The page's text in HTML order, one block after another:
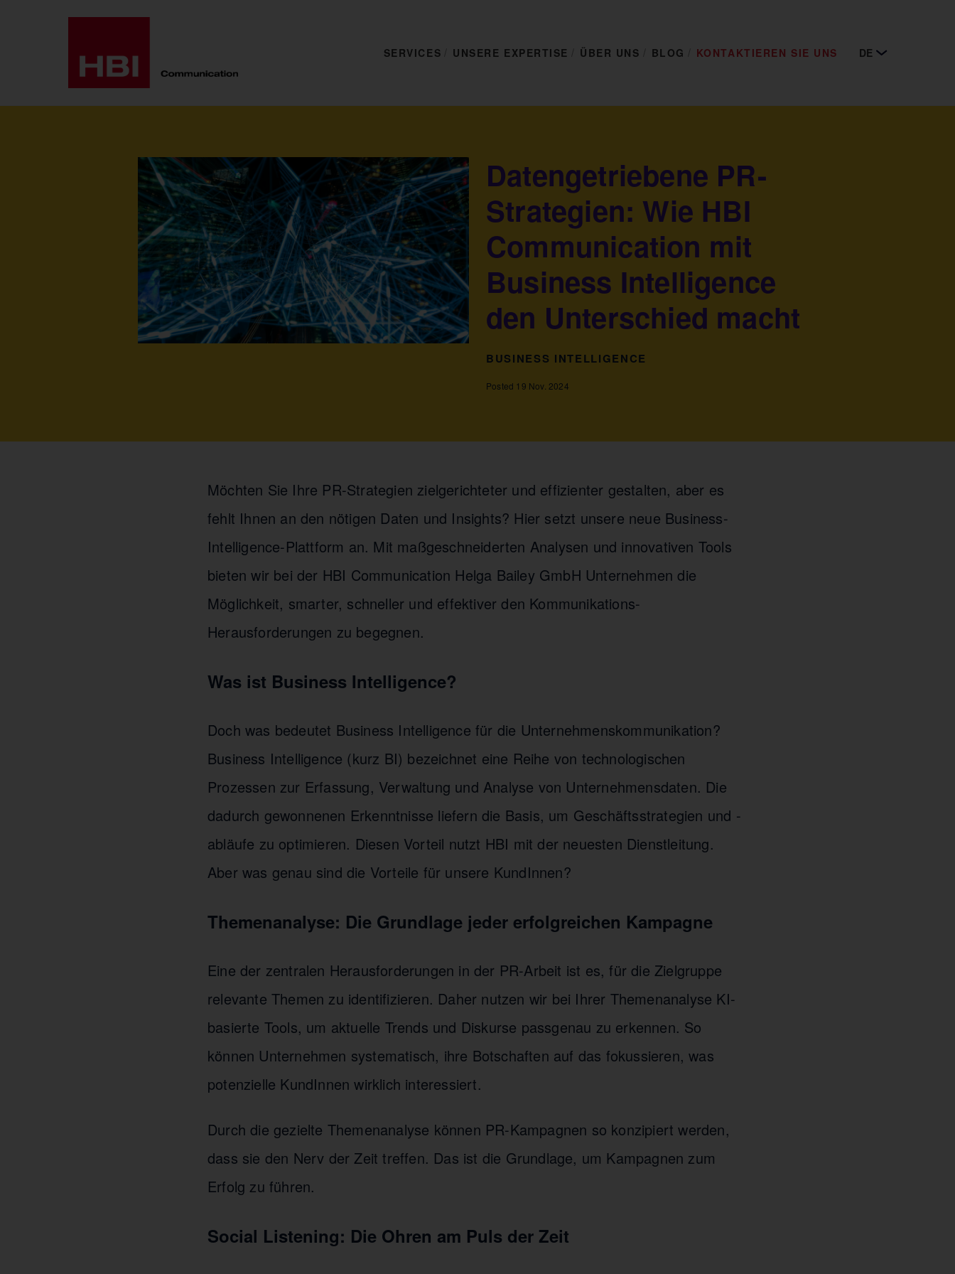
SERVICES UNSERE EXPERTISE ÜBER UNS BLOG KONTAKTIEREN SIE UNS DE
Datengetriebene PR-
Strategien: Wie HBI
Communication mit
Business Intelligence
den Unterschied macht
BUSINESS INTELLIGENCE
Posted 19 Nov. 2024
Möchten Sie Ihre PR-Strategien zielgerichteter und effizienter gestalten, aber es
fehlt Ihnen an den nötigen Daten und Insights? Hier setzt unsere neue Business-
Intelligence-Plattform an. Mit maßgeschneiderten Analysen und innovativen Tools
bieten wir bei der HBI Communication Helga Bailey GmbH Unternehmen die
Möglichkeit, smarter, schneller und effektiver den Kommunikations-
Herausforderungen zu begegnen.
Was ist Business Intelligence?
Doch was bedeutet Business Intelligence für die Unternehmenskommunikation?
Business Intelligence (kurz BI) bezeichnet eine Reihe von technologischen
Prozessen zur Erfassung, Verwaltung und Analyse von Unternehmensdaten. Die
dadurch gewonnenen Erkenntnisse liefern die Basis, um Geschäftsstrategien und -
abläufe zu optimieren. Diesen Vorteil nutzt HBI mit der neuesten Dienstleitung.
Aber was genau sind die Vorteile für unsere KundInnen?
Themenanalyse: Die Grundlage jeder erfolgreichen Kampagne
Eine der zentralen Herausforderungen in der PR-Arbeit ist es, für die Zielgruppe
relevante Themen zu identifizieren. Daher nutzen wir bei Ihrer Themenanalyse KI-
basierte Tools, um aktuelle Trends und Diskurse passgenau zu erkennen. So
können Unternehmen systematisch, ihre Botschaften auf das fokussieren, was
potenzielle KundInnen wirklich interessiert.
Durch die gezielte Themenanalyse können PR-Kampagnen so konzipiert werden,
dass sie den Nerv der Zeit treffen. Das ist die Grundlage, um Kampagnen zum
Erfolg zu führen.
Social Listening: Die Ohren am Puls der Zeit